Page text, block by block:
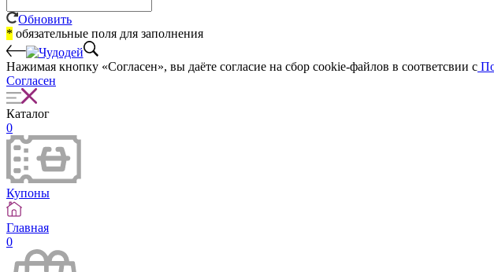
Обновить
* обязательные поля для заполнения
Нажимая кнопку «Согласен», вы даёте cогласие на сбор cookie-файлов в соответсвии с
Согласен
Каталог
0
Купоны
Главная
0